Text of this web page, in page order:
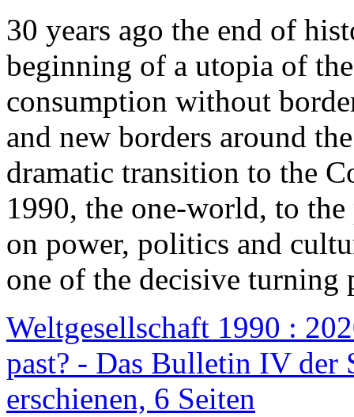
30 years ago the end of
beginning of a utopia of
consumption without
and new borders around
dramatic transition to the
1990, the one-world, to the
on power, politics and
one of the decisive turning
Weltgesellschaft 1990 :
past? - Das Bulletin IV der
erschienen, 6 Seiten